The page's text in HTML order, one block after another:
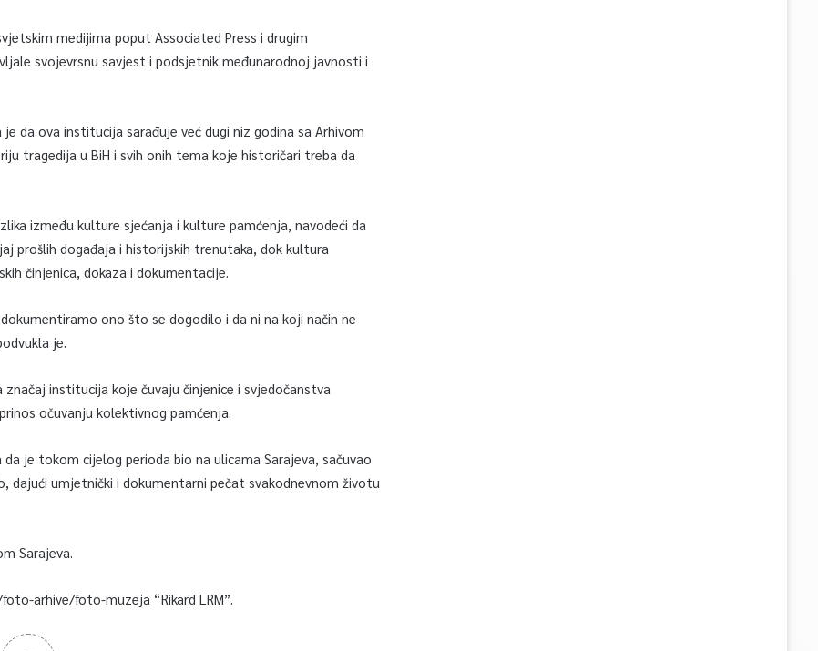
medijima poput Associated Press i drugim
svojevrsnu savjest i podsjetnik međunarodnoj javnosti i
da ova institucija sarađuje već dugi niz godina sa Arhivom
tragedija u BiH i svih onih tema koje historičari treba da
između kulture sjećanja i kulture pamćenja, navodeći da
prošlih događaja i historijskih trenutaka, dok kultura
činjenica, dokaza i dokumentacije.
ono što se dogodilo i da ni na koji način ne
je.
institucija koje čuvaju činjenice i svjedočanstva
očuvanju kolektivnog pamćenja.
je tokom cijelog perioda bio na ulicama Sarajeva, sačuvao
umjetnički i dokumentarni pečat svakodnevnom životu
Sarajeva.
arhive/foto-muzeja “Rikard LRM”.